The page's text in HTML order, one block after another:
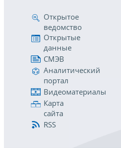
Открытое
ведомство
Открытые
данные
СМЭВ
Аналитический
портал
Видеоматериалы
Карта
сайта
RSS